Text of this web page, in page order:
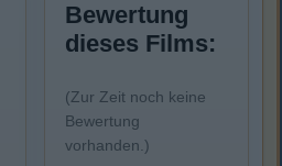
Bewertung
dieses Films:
(Zur Zeit noch keine
Bewertung
vorhanden.)